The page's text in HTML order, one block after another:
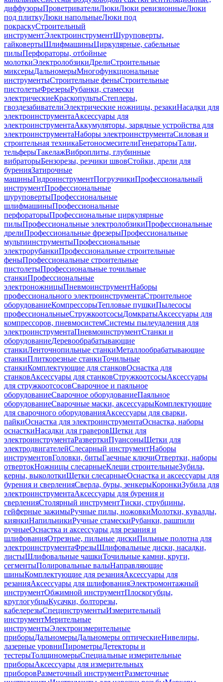
диффузорыПроветривателиЛюкиЛюки ревизионныеЛюки
под плиткуЛюки напольныеЛюки под
покраскуСтроительный
инструментЭлектроинструментШуруповерты,
гайковертыШлифмашиныЦиркулярные, сабельные
пилыПерфораторы, отбойные
молоткиЭлектролобзикиДрелиСтроительные
миксерыДальномерыМногофункциональные
инструментыСтроительные феныСтроительные
пистолетыФрезерыРубанки, стамески
электрическиеКраскопультыСтеплеры,
гвоздезабивателиЭлектрические ножницы, резакиНасадки для
электроинструментаАксессуары для
электроинструментаАккумуляторы, зарядные устройства для
электроинструментаНаборы электроинструментаСиловая и
строительная техникаБетоносмесителиГенераторыТали,
тельферыТакелажВиброплиты, глубинные
вибраторыБензорезы, резчики швовСтойки, дрели для
буренияЗатирочные
машиныГидроинструментПогрузчикиПрофессиональный
инструментПрофессиональные
шуруповертыПрофессиональные
шлифмашиныПрофессиональные
перфораторыПрофессиональные циркулярные
пилыПрофессиональные электролобзикиПрофессиональные
дрелиПрофессиональные фрезерыПрофессиональные
мультиинструментыПрофессиональные
электрорубанкиПрофессиональные строительные
феныПрофессиональные строительные
пистолетыПрофессиональные точильные
станкиПрофессиональные
электроножницыПневмоинструментНаборы
профессионального электроинструментаСтроительное
оборудованиеКомпрессорыТепловые пушкиПылесосы
профессиональныеСтружкоотсосыДомкратыАксессуары для
компрессоров, пневмосистемСистемы пылеудаления для
электроинструментаПневмоинструментСтанки и
оборудованиеДеревообрабатывающие
станкиЛенточнопильные станкиМеталлообрабатывающие
станкиПлиткорезные станкиТочильные
станкиКомплектующие для станковОснастка для
станковАксессуары для станковСтружкоотсосыАксессуары
для стружкоотсосовСварочное и паяльное
оборудованиеСварочное оборудованиеПаяльное
оборудованиеСварочные маски, аксессуарыКомплектующие
для сварочного оборудованияАксессуары для сварки,
пайкиОснастка для электроинструментаОснастка, наборы
оснасткиНасадки для граверовЩетки для
электроинструментаРазверткиПуансоныЩетки для
электродвигателейСлесарный инструментНаборы
инструментовГоловки, битыГаечные ключиОтвертки, наборы
отвертокНожницы слесарныеКлещи строительныеЗубила,
керны, выколоткиЩетки слесарныеОснастка и аксессуары для
бурения и сверленияСверла, буры, зенкерыКоронкиЗубила для
электроинструментаАксессуары для бурения и
сверленияСтолярный инструментТиски, струбцины,
гейферные зажимыРучные пилы, ножовкиМолотки, кувалды,
киянкиНапильникиРучные стамескиРубанки, рашпили
ручныеОснастка и аксессуары для резания и
шлифованияОтрезные, пильные дискиПильные полотна для
электроинструментаФрезыШлифовальные диски, насадки,
листыШлифовальные чашкиТочильные камни, круги,
сегментыПолировальные валыНаправляющие
шиныКомплектующие для резанияАксессуары для
резанияАксессуары для шлифованияЭлектромонтажный
инструментОбжимной инструментПлоскогубцы,
круглогубцыКусачки, болторезы,
кабелерезыСпецинструментыИзмерительный
инструментМерительные
инструментыЭлектроизмерительные
приборыДальномерыДальномеры оптическиеНивелиры,
лазерные уровниПирометрыДетекторы и
тестерыТолщиномерыСпециальные измерительные
приборыАксессуары для измерительных
приборовРазметочный инструментРазметочные